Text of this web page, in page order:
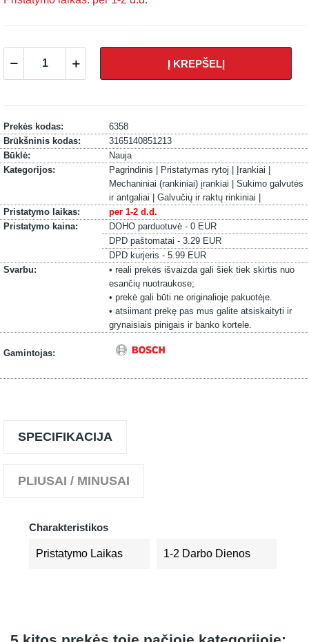
Į KREPŠELĮ
Prekės kodas:
6358
Brūkšninis kodas:
3165140851213
Būklė:
Nauja
Kategorijos:
Pagrindinis | Pristatymas rytoj |
Įrankiai |
Mechaniniai (rankiniai) įrankiai | Sukimo galvutės
ir antgaliai | Galvučių ir raktų rinkiniai |
Pristatymo laikas:
per 1-2 d.d.
Pristatymo kaina:
DOHO parduotuvė - 0 EUR
DPD paštomatai - 3.29 EUR
DPD kurjeris - 5.99 EUR
Svarbu:
• reali prekės išvaizda gali šiek tiek skirtis nuo
esančių nuotraukose;
• prekė gali būti ne originalioje pakuotėje.
• atsiimant prekę pas mus galite atsiskaityti ir
grynaisiais pinigais ir banko kortele.
Gamintojas:
SPECIFIKACIJA
PLIUSAI / MINUSAI
Charakteristikos
Pristatymo Laikas 1-2 Darbo Dienos